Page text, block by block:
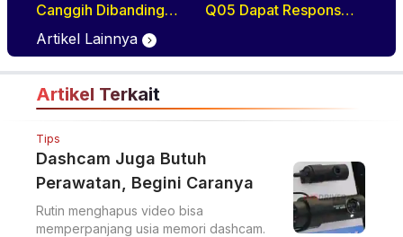
Canggih Dibanding
Rivalnya Berkat Hal Ini
Q05 Dapat Respons
Artikel Lainnya
Artikel Terkait
Tips
Dashcam Juga Butuh
Perawatan, Begini Caranya
Rutin menghapus video bisa
memperpanjang usia memori dashcam.